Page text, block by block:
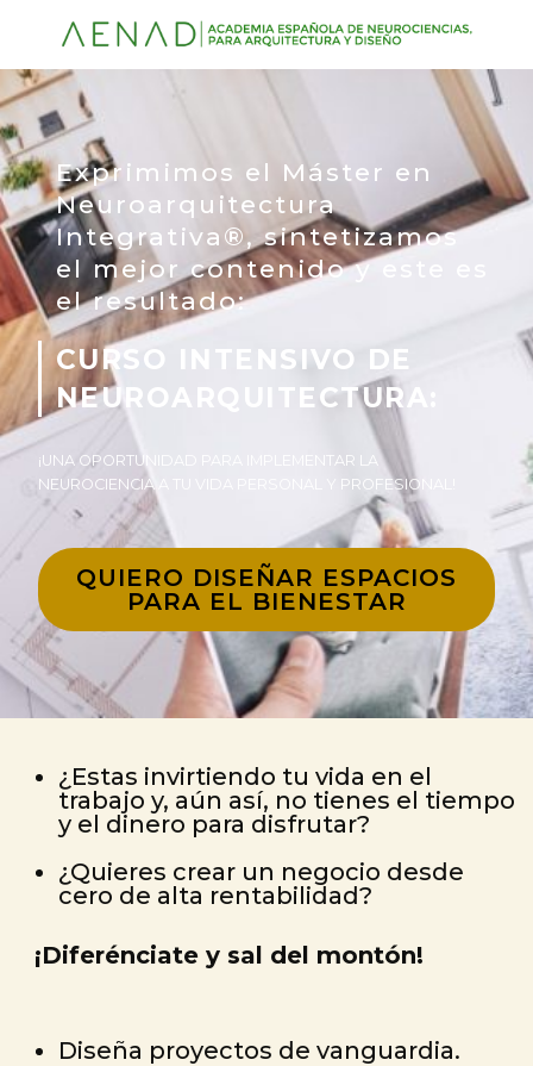
Exprimimos el Máster en
Neuroarquitectura
Integrativa®, sintetizamos
el mejor contenido y este es
el resultado:
CURSO INTENSIVO DE
NEUROARQUITECTURA:
¡UNA OPORTUNIDAD PARA IMPLEMENTAR LA
NEUROCIENCIA A TU VIDA PERSONAL Y PROFESIONAL!
QUIERO DISEÑAR ESPACIOS
PARA EL BIENESTAR
¿Estas invirtiendo tu vida en el
trabajo y, aún así, no tienes el tiempo
y el dinero para disfrutar?
¿Quieres crear un negocio desde
cero de alta rentabilidad?
¡Diferénciate y sal del montón!
Diseña proyectos de vanguardia.